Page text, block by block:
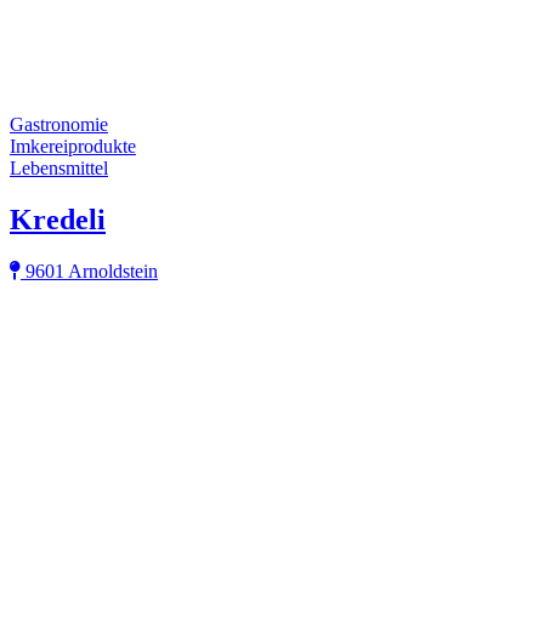
Gastronomie
Imkereiprodukte
Lebensmittel
Kredeli
9601 Arnoldstein